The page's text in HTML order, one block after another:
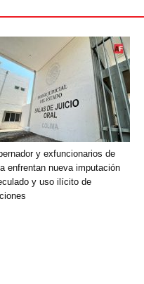
y exfuncionarios de
enfrentan nueva imputación
y uso ilícito de